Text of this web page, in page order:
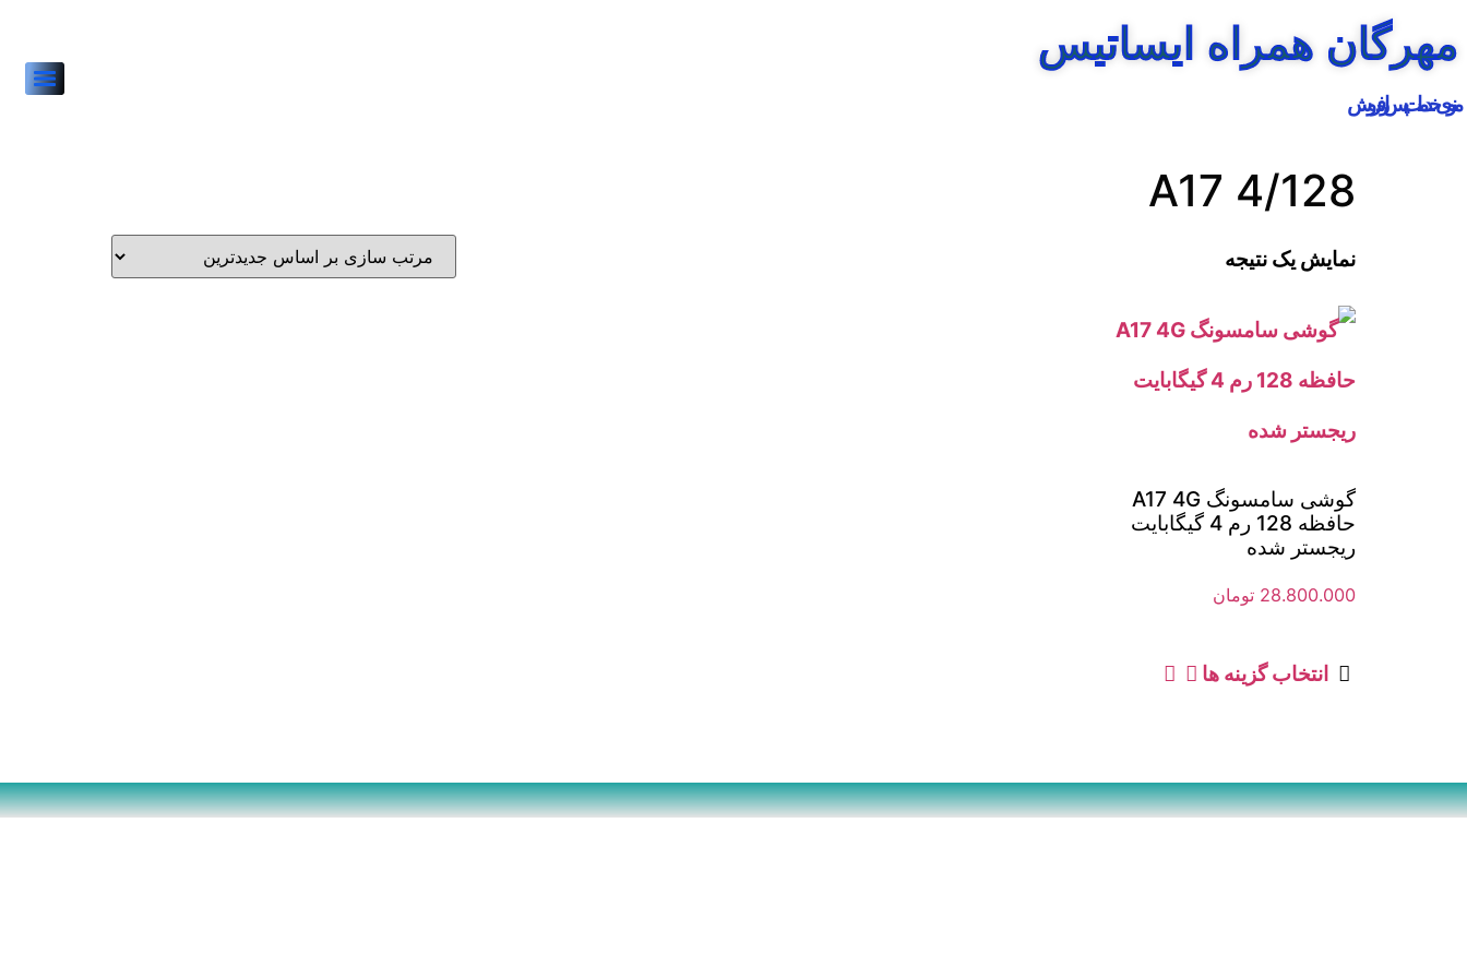
مهرگان همراه ایساتیس
منوی خدمات پس از فروش
A17 4/128
نمایش یک نتیجه
گوشی سامسونگ A17 4G
حافظه 128 رم 4 گیگابایت
ریجستر شده
28.800.000 تومان
انتخاب گزینه ها